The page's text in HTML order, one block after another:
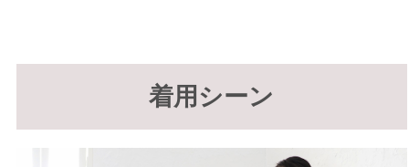
着用シーン